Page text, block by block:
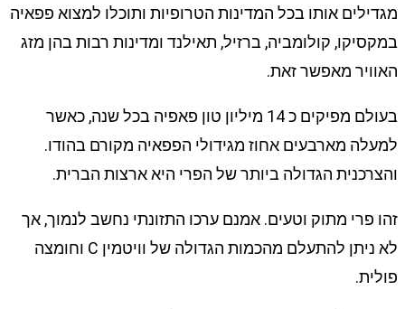
מגדילים אותו בכל המדינות הטרופיות ותוכלו למצוא פפאיה
במקסיקו, קולומביה, ברזיל, תאילנד ומדינות רבות בהן מזג
האוויר מאפשר זאת.
בעולם מפיקים כ 14 מיליון טון פאפיה בכל שנה, כאשר
למעלה מארבעים אחוז מגידולי הפפאיה מקורם בהודו.
והצרכנית הגדולה ביותר של הפרי היא ארצות הברית.
זהו פרי מתוק וטעים. אמנם ערכו התזונתי נחשב לנמוך, אך
לא ניתן להתעלם מהכמות הגדולה של וויטמין C וחומצה
פולית.